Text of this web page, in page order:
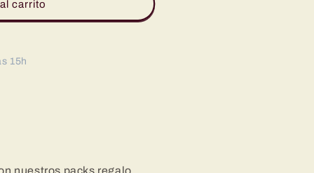
carrito
15h
nuestros packs regalo